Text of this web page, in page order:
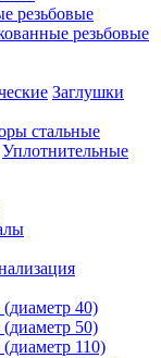
резьбовые
резьбовые
Заглушки
стальные
Уплотнительные
40)
50)
110)